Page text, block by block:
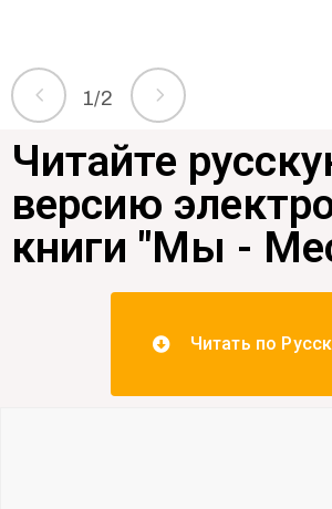
Читайте
версию
книги "Мы -
Читать по